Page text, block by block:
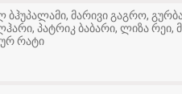
ბჰუპალამი, მარივი გაგრო,
პატრიკ ბაბარი, ლიზა რეი,
რატი